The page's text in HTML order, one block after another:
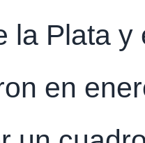
la Plata y
en